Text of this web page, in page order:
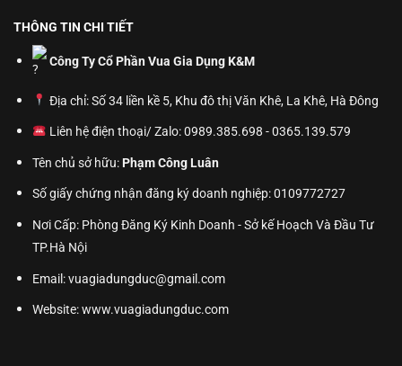
THÔNG TIN CHI TIẾT
Công Ty Cổ Phần Vua Gia Dụng K&M
Địa chỉ: Số 34 liền kề 5, Khu đô thị Văn Khê, La Khê, Hà Đông
Liên hệ điện thoại/ Zalo: 0989.385.698 - 0365.139.579
Tên chủ sở hữu:Phạm Công Luân
Số giấy chứng nhận đăng ký doanh nghiệp: 0109772727
Nơi Cấp: Phòng Đăng Ký Kinh Doanh - Sở kế Hoạch Và Đầu Tư
TP.Hà Nội
Email: vuagiadungduc@gmail.com
Website:www.vuagiadungduc.com